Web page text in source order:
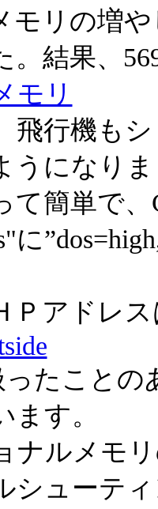
モリの増
。結果、
モリ
飛行機も
うになり
て簡単で、
に
Ｐアドレ
ったこと
す。
ナルメモ
シューテ